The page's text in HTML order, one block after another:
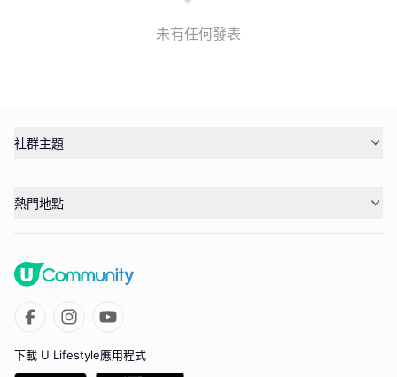
未有任何發表
社群主題
熱門地點
下載 U Lifestyle應用程式